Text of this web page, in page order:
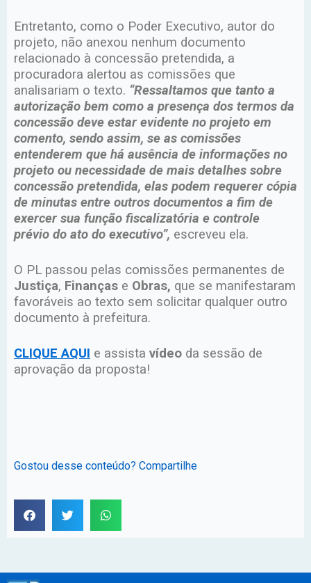
Entretanto, como o Poder Executivo, autor do
projeto, não anexou nenhum documento
relacionado à concessão pretendida, a
procuradora alertou as comissões que
analisariam o texto. “Ressaltamos que tanto a
autorização bem como a presença dos termos da
concessão deve estar evidente no projeto em
comento, sendo assim, se as comissões
entenderem que há ausência de informações no
projeto ou necessidade de mais detalhes sobre
concessão pretendida, elas podem requerer cópia
de minutas entre outros documentos a fim de
exercer sua função fiscalizatória e controle
prévio do ato do executivo”, escreveu ela.
O PL passou pelas comissões permanentes de
Justiça, Finanças e Obras, que se manifestaram
favoráveis ao texto sem solicitar qualquer outro
documento à prefeitura.
CLIQUE AQUI e assista vídeo da sessão de
aprovação da proposta!
Gostou desse conteúdo? Compartilhe